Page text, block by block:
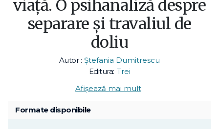
viață. O psihanaliză despre
separare și travaliul de
doliu
Autor : Ștefania Dumitrescu
Editura: Trei
Afișează mai mult
Formate disponibile